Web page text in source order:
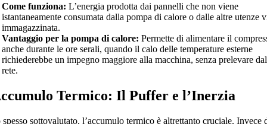
Come funziona: L’energia prodotta dai pannelli che non viene
istantaneamente consumata dalla pompa di calore o dalle altre utenze
immagazzinata.
Vantaggio per la pompa di calore: Permette di alimentare il
anche durante le ore serali, quando il calo delle temperature esterne
richiederebbe un impegno maggiore alla macchina, senza prelevare
rete.
Termico: Il Puffer e l’Inerzia
sottovalutato, l’accumulo termico è altrettanto cruciale. Invece